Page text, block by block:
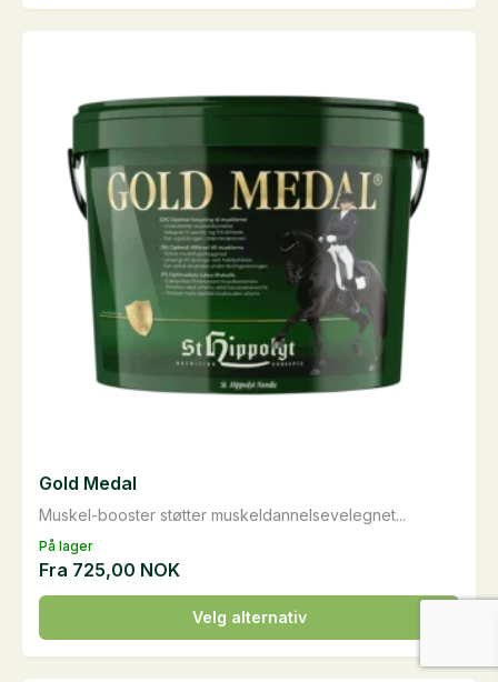
har
Alternativene
velges
produktsiden
På lager
Muskel-booster støtter muskeldannelsevelegnet...
Gold Medal
Fra 725,00 NOK
Velg alternativ
Dette
produktet
har